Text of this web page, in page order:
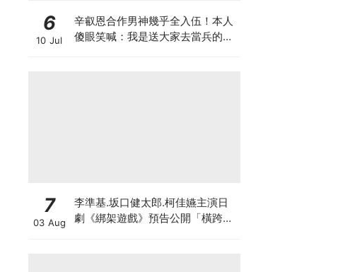
6
10 Jul
辛叡恩合作男神幾乎全入伍！本人
傻眼笑喊：我是送大家去當兵的人
7
03 Aug
李準基.坂口健太郎.柯佳嬿主演日
劇《綁架遊戲》預告公開「橫跨亞